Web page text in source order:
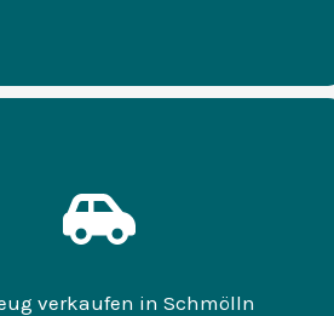
verkaufen in Schmölln